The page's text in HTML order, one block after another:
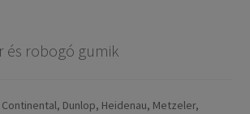
és robogó gumik
Dunlop, Heidenau, Metzeler,